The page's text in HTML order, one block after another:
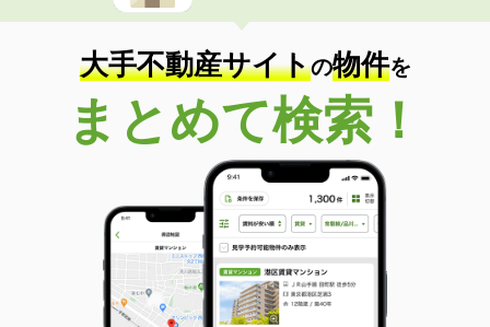
大手不動産サイトの物件を
まとめて検索！